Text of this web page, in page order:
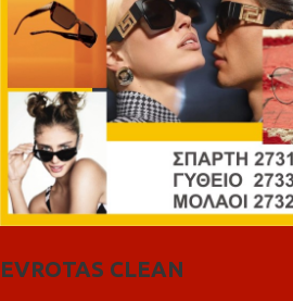
EVROTAS CLEAN